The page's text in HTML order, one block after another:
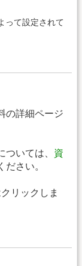
って設定されて
の詳細ページ
いては、 資
ださい。
リックしま